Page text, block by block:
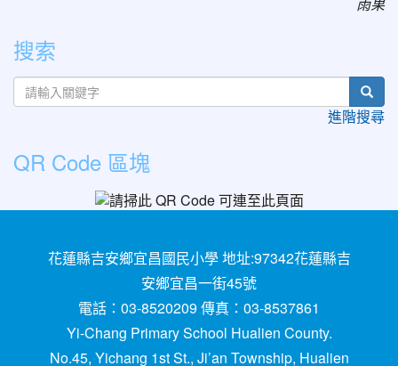
雨果
搜索
進階搜尋
QR Code 區塊
花蓮縣吉安鄉宜昌國民小學 地址:97342花蓮縣吉
安鄉宜昌一街45號
電話：03-8520209 傳真：03-8537861
Yi-Chang Primary School Hualien County.
No.45, Yichang 1st St., Ji’an Township, Hualien